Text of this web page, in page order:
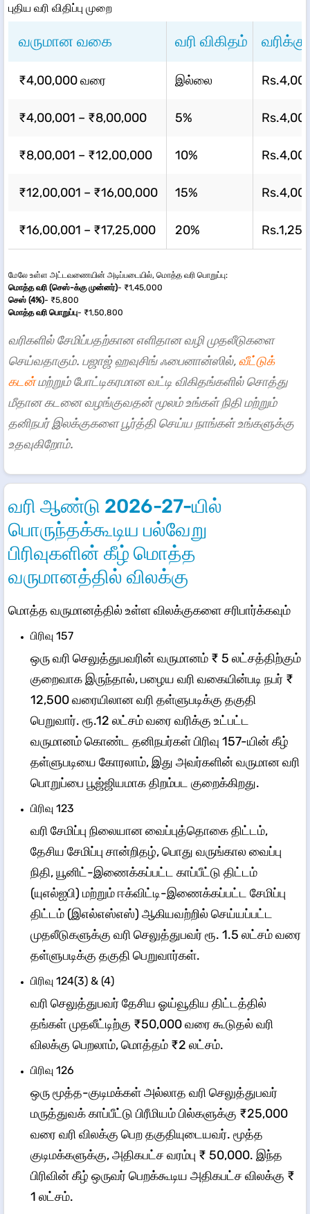
புதிய வரி விதிப்பு முறை
வருமான வகை வரி விகிதம்
₹4,00,000 வரை இல்லை
₹4,00,001 – ₹8,00,000 5%
₹8,00,001 – ₹12,00,000 10%
₹12,00,001 – ₹16,00,000 15%
₹16,00,001 – ₹17,25,000 20%
மேலே உள்ள அட்டவணையின் அடிப்படையில், மொத்த வரி பொறுப்பு:
மொத்த வரி (செஸ்-க்கு முன்னர்)- ₹1,45,000
செஸ் (4%)- ₹5,800
மொத்த வரி பொறுப்பு- ₹1,50,800
வரிகளில் சேமிப்பதற்கான எளிதான வழி முதலீடுகளை
செய்வதாகும். பஜாஜ் ஹவுசிங் ஃபைனான்ஸில்,வீட்டுக்
கடன்மற்றும் போட்டிகரமான வட்டி விகிதங்களில் சொத்து
மீதான கடனை வழங்குவதன் மூலம் உங்கள் நிதி மற்றும்
தனிநபர் இலக்குகளை பூர்த்தி செய்ய நாங்கள் உங்களுக்கு
உதவுகிறோம்.
வரி ஆண்டு 2026-27-யில்
பொருந்தக்கூடிய பல்வேறு
பிரிவுகளின் கீழ் மொத்த
வருமானத்தில் விலக்கு
​​​மொத்த வருமானத்தில் உள்ள விலக்குகளை சரிபார்க்கவும் ​​
​​​பிரிவு 157
ஒரு வரி செலுத்துபவரின் வருமானம் ₹ 5 லட்சத்திற்கும்
குறைவாக இருந்தால், பழைய வரி வகையின்படி நபர் ₹
12,500 வரையிலான வரி தள்ளுபடிக்கு தகுதி
பெறுவார். ரூ.12 லட்சம் வரை வரிக்கு உட்பட்ட
வருமானம் கொண்ட தனிநபர்கள் பிரிவு 157-யின் கீழ்
தள்ளுபடியை கோரலாம், இது அவர்களின் வருமான வரி
பொறுப்பை பூஜ்ஜியமாக திறம்பட குறைக்கிறது.
​​​பிரிவு 123
வரி சேமிப்பு நிலையான வைப்புத்தொகை திட்டம்,
தேசிய சேமிப்பு சான்றிதழ், பொது வருங்கால வைப்பு
நிதி, யூனிட்-இணைக்கப்பட்ட காப்பீட்டு திட்டம்
(யுஎல்ஐபி) மற்றும் ஈக்விட்டி-இணைக்கப்பட்ட சேமிப்பு
திட்டம் (இஎல்எஸ்எஸ்) ஆகியவற்றில் செய்யப்பட்ட
முதலீடுகளுக்கு வரி செலுத்துபவர் ரூ. 1.5 லட்சம் வரை
தள்ளுபடிக்கு தகுதி பெறுவார்கள்.
​​​பிரிவு 124(3) & (4)
வரி செலுத்துபவர் தேசிய ஓய்வூதிய திட்டத்தில்
தங்கள் முதலீட்டிற்கு ₹50,000 வரை கூடுதல் வரி
விலக்கு பெறலாம், மொத்தம் ₹2 லட்சம்.
​​​​​பிரிவு 126
ஒரு மூத்த-குடிமக்கள் அல்லாத வரி செலுத்துபவர்
மருத்துவக் காப்பீட்டு பிரீமியம் பில்களுக்கு ₹25,000
வரை வரி விலக்கு பெற தகுதியுடையவர். மூத்த
குடிமக்களுக்கு, அதிகபட்ச வரம்பு ₹ 50,000. இந்த
பிரிவின் கீழ் ஒருவர் பெறக்கூடிய அதிகபட்ச விலக்கு ₹
1 லட்சம்.